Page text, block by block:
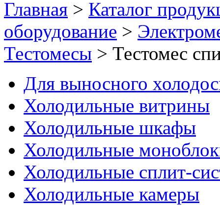
Главная > Каталог
оборудование >
Тестомесы > Тестомес
Для выносного
Холодильные витрины
Холодильные шкафы
Холодильные
Холодильные сплит-
Холодильные камеры